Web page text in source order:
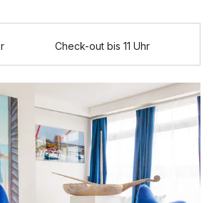
p.P. ab114,90 €
Check-out bis 11 Uhr